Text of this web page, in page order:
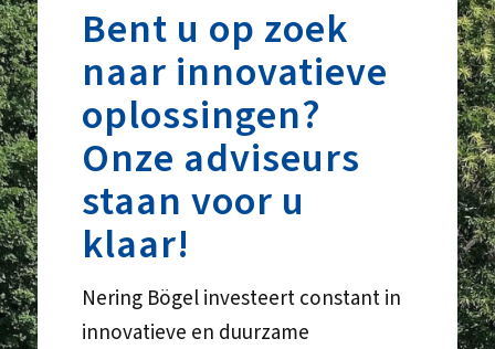
Bent u op zoek
naar innovatieve
oplossingen?
Onze adviseurs
staan voor u
klaar!
Nering Bögel investeert constant in
innovatieve en duurzame